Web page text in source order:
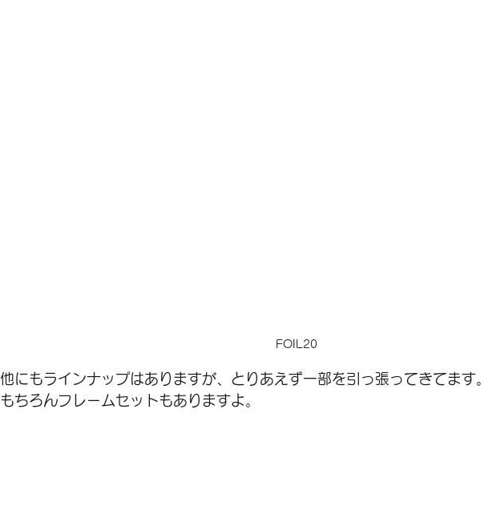
FOIL20
他にもラインナップはありますが、とりあえず一部を引っ張ってきてます。
もちろんフレームセットもありますよ。